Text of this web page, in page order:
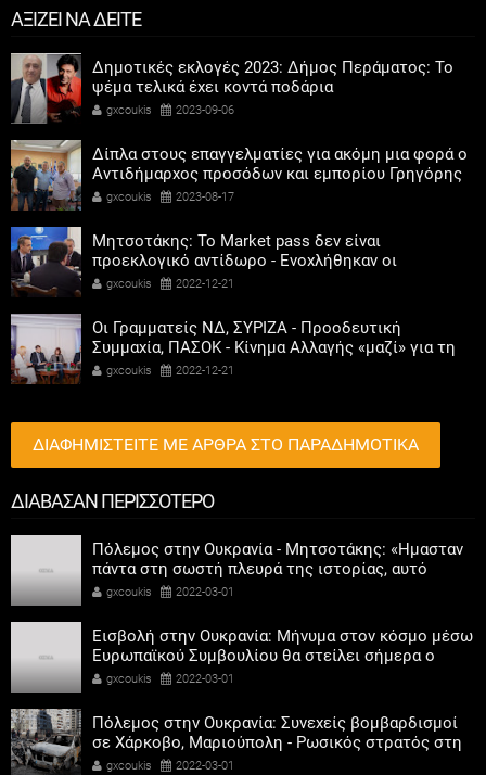
ΑΞΙΖΕΙ ΝΑ ΔΕΙΤΕ
Δημοτικές εκλογές 2023: Δήμος Περάματος: Το
ψέμα τελικά έχει κοντά ποδάρια
gxcoukis 2023-09-06
Δίπλα στους επαγγελματίες για ακόμη μια φορά ο
Αντιδήμαρχος προσόδων και εμπορίου Γρηγόρης
Καψοκόλης
gxcoukis 2023-08-17
Μητσοτάκης: Το Market pass δεν είναι
προεκλογικό αντίδωρο - Ενοχλήθηκαν οι
αριστεροί του χαβιαριού
gxcoukis 2022-12-21
Οι Γραμματείς ΝΔ, ΣΥΡΙΖΑ - Προοδευτική
Συμμαχία, ΠΑΣΟΚ - Κίνημα Αλλαγής «μαζί» για τη
συμμετοχή των γυναικών στην πολιτική
gxcoukis 2022-12-21
ΔΙΑΦΗΜΙΣΤΕΙΤΕ ΜΕ ΑΡΘΡΑ ΣΤΟ ΠΑΡΑΔΗΜΟΤΙΚΑ
ΔΙΑΒΑΣΑΝ ΠΕΡΙΣΣΟΤΕΡΟ
Πόλεμος στην Ουκρανία - Μητσοτάκης: «Ημασταν
πάντα στη σωστή πλευρά της ιστορίας, αυτό
κάνουμε και τώρα»
gxcoukis 2022-03-01
Εισβολή στην Ουκρανία: Μήνυμα στον κόσμο μέσω
Ευρωπαϊκού Συμβουλίου θα στείλει σήμερα ο
Ζελένσκι
gxcoukis 2022-03-01
Πόλεμος στην Ουκρανία: Συνεχείς βομβαρδισμοί
σε Χάρκοβο, Μαριούπολη - Ρωσικός στρατός στη
Χερσώνα
gxcoukis 2022-03-01